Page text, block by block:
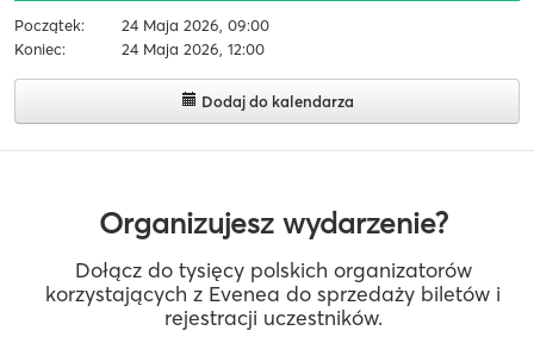
Początek:
24 Maja 2026, 09:00
Koniec:
24 Maja 2026, 12:00
Dodaj do kalendarza
Organizujesz wydarzenie?
Dołącz do tysięcy polskich organizatorów
korzystających z Evenea do sprzedaży biletów i
rejestracji uczestników.